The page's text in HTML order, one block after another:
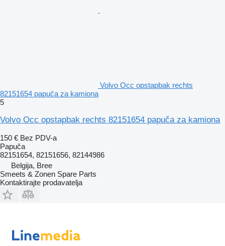
Volvo Occ opstapbak rechts
82151654 papuča za kamiona
5
Volvo Occ opstapbak rechts 82151654 papuča za kamiona
150 € Bez PDV-a
Papuča
82151654, 82151656, 82144986
Belgija, Bree
Smeets & Zonen Spare Parts
Kontaktirajte prodavatelja